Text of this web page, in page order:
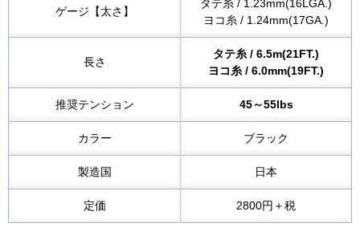
ゲージ【太さ】
タテ糸 / 1.23mm(16LGA.)
ヨコ糸 / 1.24mm(17GA.)
長さ
タテ糸 / 6.5m(21FT.)
ヨコ糸 / 6.0mm(19FT.)
推奨テンション 45～55lbs
カラー ブラック
製造国 日本
定価 2800円＋税